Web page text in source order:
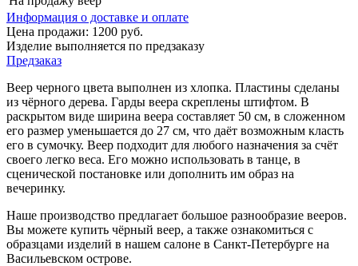
Информация о доставке и оплате
Цена продажи: 1200 руб.
Изделие выполняется по предзаказу
Предзаказ
Веер черного цвета выполнен из хлопка. Пластины сделаны
из чёрного дерева. Гарды веера скреплены штифтом. В
раскрытом виде ширина веера составляет 50 см, в сложенном
его размер уменьшается до 27 см, что даёт возможным класть
его в сумочку. Веер подходит для любого назначения за счёт
своего легко веса. Его можно использовать в танце, в
сценической постановке или дополнить им образ на
вечеринку.
Наше производство предлагает большое разнообразие вееров.
Вы можете купить чёрный веер, а также ознакомиться с
образцами изделий в нашем салоне в Санкт-Петербурге на
Васильевском острове.